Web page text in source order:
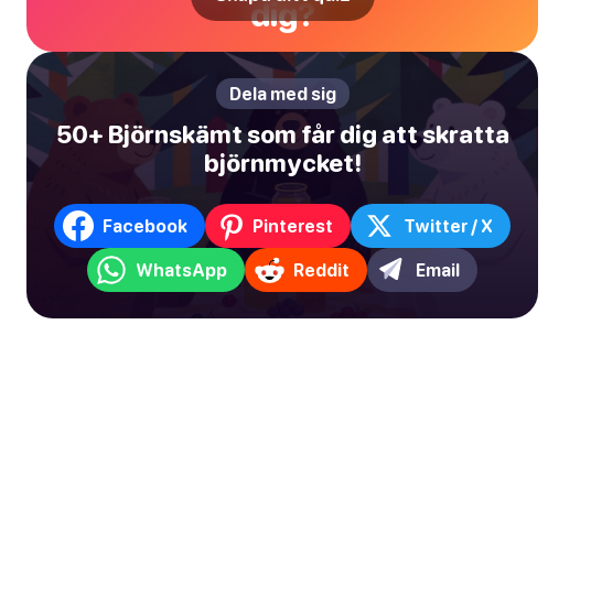
dig?
Dela med sig
50+ Björnskämt som får dig att skratta
björnmycket!
Facebook Pinterest Twitter / X
WhatsApp Reddit Email